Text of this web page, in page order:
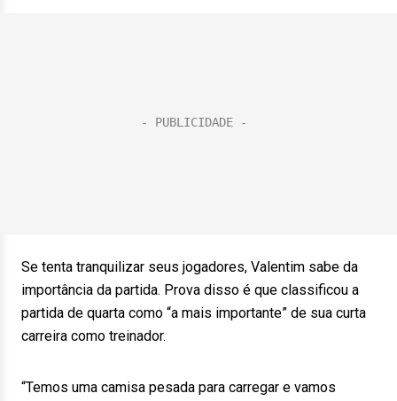
Se tenta tranquilizar seus jogadores, Valentim sabe da
importância da partida. Prova disso é que classificou a
partida de quarta como “a mais importante” de sua curta
carreira como treinador.
“Temos uma camisa pesada para carregar e vamos